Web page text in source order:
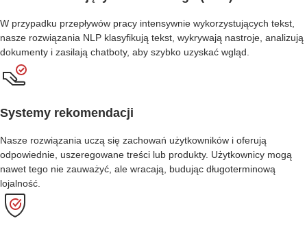
W przypadku przepływów pracy intensywnie wykorzystujących tekst,
nasze rozwiązania NLP klasyfikują tekst, wykrywają nastroje, analizują
dokumenty i zasilają chatboty, aby szybko uzyskać wgląd.
Systemy rekomendacji
Nasze rozwiązania uczą się zachowań użytkowników i oferują
odpowiednie, uszeregowane treści lub produkty. Użytkownicy mogą
nawet tego nie zauważyć, ale wracają, budując długoterminową
lojalność.